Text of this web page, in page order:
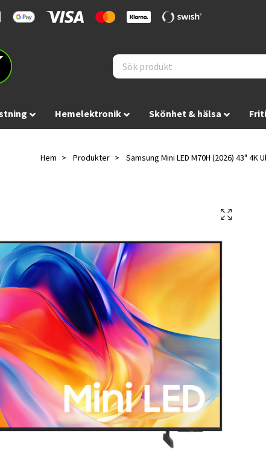
Hemelektronik Skönhet & hälsa
Hem Produkter Samsung Mini LED M70H (2026) 43" 4K